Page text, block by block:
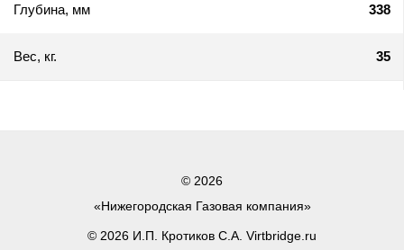
Глубина, мм 338
Вес, кг. 35
© 2026
«Нижегородская Газовая компания»
© 2026 И.П. Кротиков С.А. Virtbridge.ru